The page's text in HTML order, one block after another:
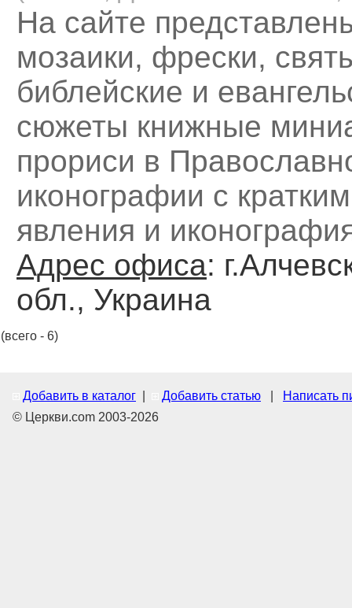
На сайте
мозаики, фрески,
библейские и
сюжеты книжные
прориси в
иконографии с
явления и
Адрес офиса:
обл., Украина
(всего - 6)
Добавить в каталог Добавить статью
Написать
© Церкви.com 2003-2026